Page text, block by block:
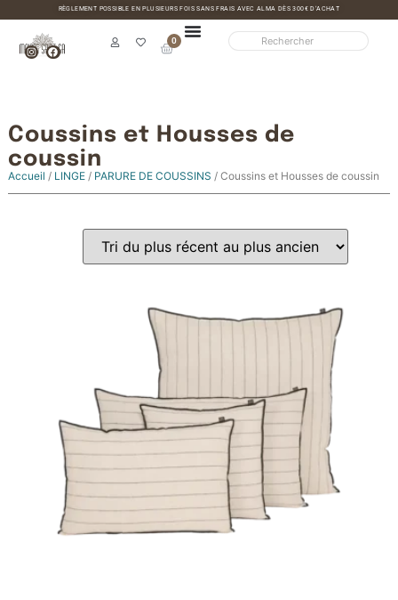
RÈGLEMENT POSSIBLE EN PLUSIEURS FOIS SANS FRAIS AVEC ALMA DÈS 300€ D’ACHAT
0
Coussins et Housses de
coussin
Accueil / LINGE/ PARURE DE COUSSINS / Coussins et Housses de coussin